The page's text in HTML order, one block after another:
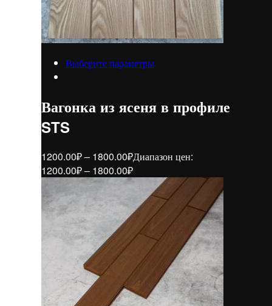
Выберите параметры
Вагонка из ясеня в профиле
STS
1200.00₽– 1800.00₽Диапазон цен:
1200.00₽ – 1800.00₽